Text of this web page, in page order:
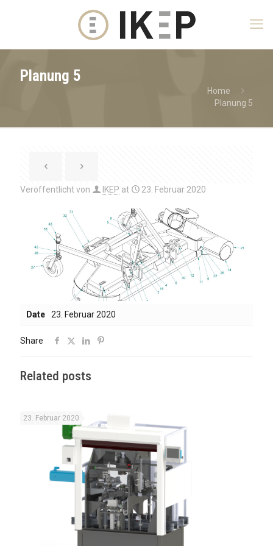
Planung 5
Home
Planung 5
Veröffentlicht von IKEP at 23. Februar 2020
Date 23. Februar 2020
Share
Related posts
23. Februar 2020